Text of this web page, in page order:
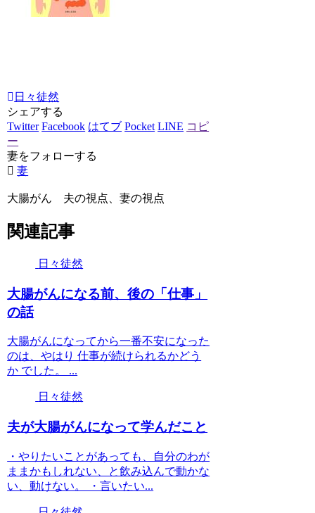
日々徒然
シェアする
Twitter Facebook はてブ Pocket LINE コピ
ー
妻をフォローする
妻
大腸がん 夫の視点、妻の視点
関連記事
日々徒然
大腸がんになる前、後の「仕事」
の話
大腸がんになってから一番不安になった
のは、やはり 仕事が続けられるかどう
か でした。 ...
日々徒然
夫が大腸がんになって学んだこと
・やりたいことがあっても、自分のわが
ままかもしれない、と飲み込んで動かな
い、動けない。 ・言いたい...